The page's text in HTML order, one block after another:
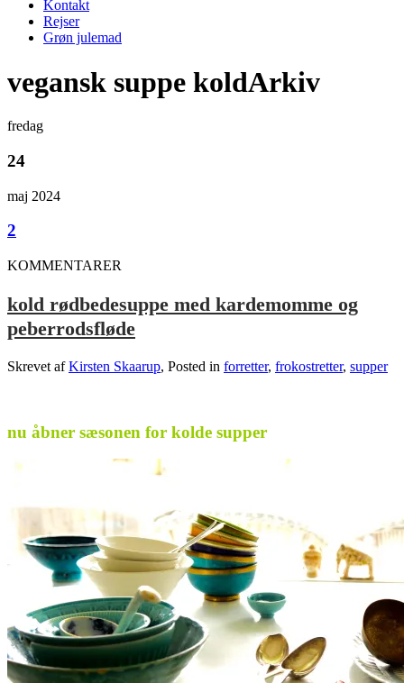
Kontakt
Rejser
Grøn julemad
vegansk suppe koldArkiv
fredag
24
maj 2024
2
KOMMENTARER
kold rødbedesuppe med kardemomme og
peberrodsfløde
Skrevet afKirsten Skaarup, Posted in forretter, frokostretter, supper
nu åbner sæsonen for kolde supper